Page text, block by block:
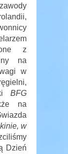
z
na
w
BFG
na
w
Dzień